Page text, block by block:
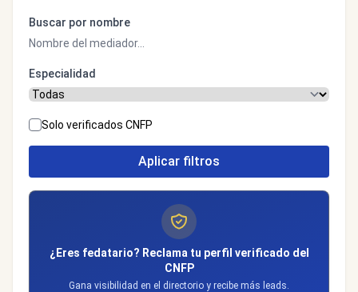
Buscar por nombre
Especialidad
Solo verificados CNFP
Aplicar filtros
¿Eres fedatario? Reclama tu perfil verificado del
CNFP
Gana visibilidad en el directorio y recibe más leads.